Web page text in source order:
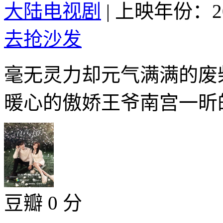
大陆电视剧 |
上映年份：
去抢沙发
毫无灵力却元气满满的
暖心的傲娇王爷南宫一
豆瓣 0 分